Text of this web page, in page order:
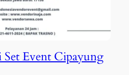
Set Event Cipayung